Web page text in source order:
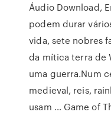
Áudio Download,
podem durar
vida, sete nobres
da mítica terra de
uma guerra.Num
medieval, reis,
usam … Game of